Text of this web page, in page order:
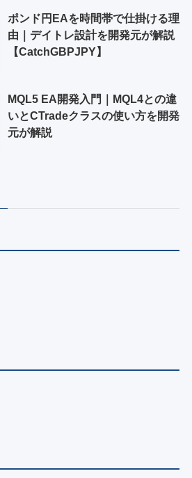
ポンド円EAを時間帯で仕掛ける理
由｜デイトレ設計を開発元が解説
【CatchGBPJPY】
MQL5 EA開発入門｜MQL4との違
いとCTradeクラスの使い方を開発
元が解説